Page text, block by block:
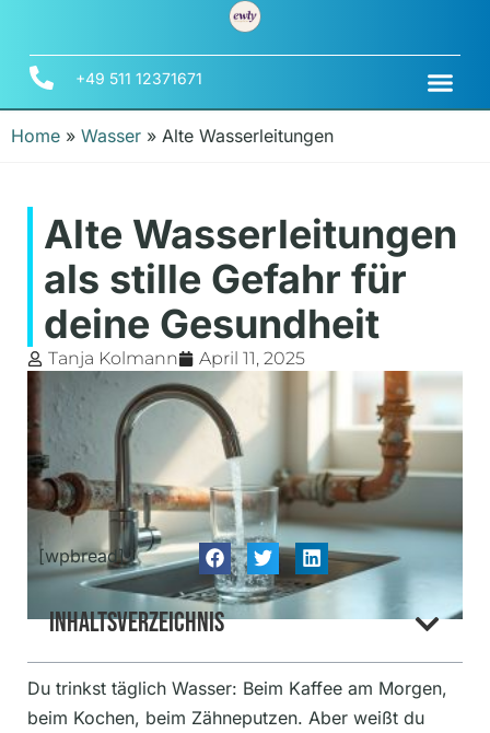
+49 511 12371671
Home » Wasser » Alte Wasserleitungen
Alte Wasserleitungen
als stille Gefahr für
deine Gesundheit
Tanja Kolmann April 11, 2025
[wpbread]
Inhaltsverzeichnis
Du trinkst täglich Wasser: Beim Kaffee am Morgen,
beim Kochen, beim Zähneputzen. Aber weißt du